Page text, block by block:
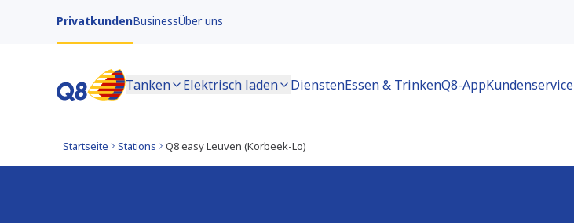
PrivatkundenBusinessÜber uns
Tanken Elektrisch laden DienstenEssen & TrinkenQ8-AppKundenservice
Startseite Stations Q8 easy Leuven (Korbeek-Lo)